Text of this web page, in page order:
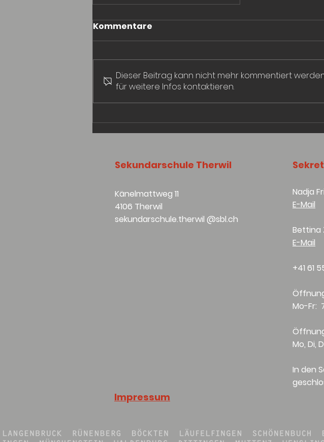
Leseförderung
Kommentare
Dieser Beitrag kann nicht mehr kommentiert
für weitere Infos kontaktieren.
Sekundarschule Therwil
Känelmattweg 11
4106 Therwil
sekundarschule.therwil @sbl.ch
Impressum
Nadja
E-Mail
Bettina
E-Mail
+41 61
Mo-Fr:
Mo, Di,
In den